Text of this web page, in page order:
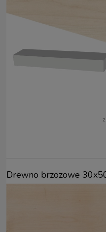
Drewno brzozowe